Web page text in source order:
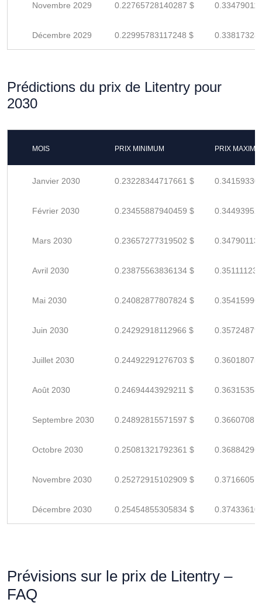
Novembre 2029 0.22765728140287 $
Décembre 2029 0.22995783117248 $
Prédictions du prix de Litentry pour
2030
MOIS PRIX MINIMUM PRIX
Janvier 2030 0.23228344717661 $
Février 2030 0.23455887940459 $
Mars 2030 0.23657277319502 $
Avril 2030 0.23875563836134 $
Mai 2030 0.24082877807824 $
Juin 2030 0.24292918112966 $
Juillet 2030 0.24492291276703 $
Août 2030 0.24694443929211 $
Septembre 2030 0.24892815571597 $
Octobre 2030 0.25081321792361 $
Novembre 2030 0.25272915102909 $
Décembre 2030 0.25454855305834 $
Prévisions sur le prix de Litentry –
FAQ